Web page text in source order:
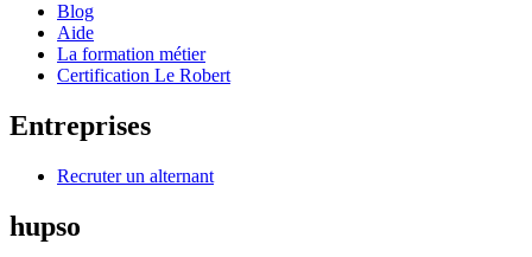
Blog
Aide
La formation métier
Certification Le Robert
Entreprises
Recruter un alternant
hupso